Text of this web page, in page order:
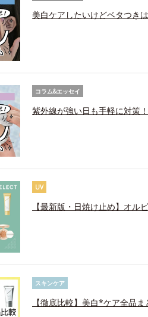
美白ケアしたいけどベタつき
コラム&エッセイ
紫外線が強い日も手軽に対策
UV
【最新版・日焼け止め】オル
スキンケア
【徹底比較】美白*ケア全品